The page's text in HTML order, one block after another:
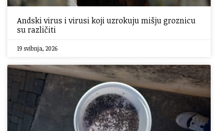
Andski virus i virusi koji uzrokuju mišju groznicu
su različiti
19 svibnja, 2026